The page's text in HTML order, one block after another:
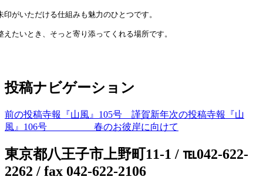
がいただける仕組みも魅力のひとつです。
たいとき、そっと寄り添ってくれる場所です。
投稿ナビゲーション
前の投稿寺報『山風』105号 謹賀新年次の投稿寺報『山
風』106号 春のお彼岸に向けて
東京都八王子市上野町11-1 / ℡042-622-
2262 / fax 042-622-2106